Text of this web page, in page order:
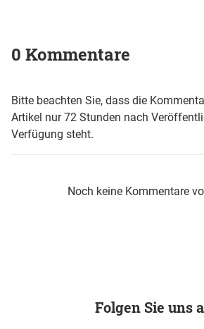
0 Kommentare
Bitte beachten Sie, dass die
Artikel nur 72 Stunden nach
Verfügung steht.
Noch keine Kommentare
Folgen Sie uns